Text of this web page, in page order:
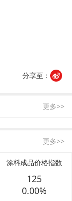
分享至：
更多>>
更多>>
涂料成品价格指数
125
0.00%